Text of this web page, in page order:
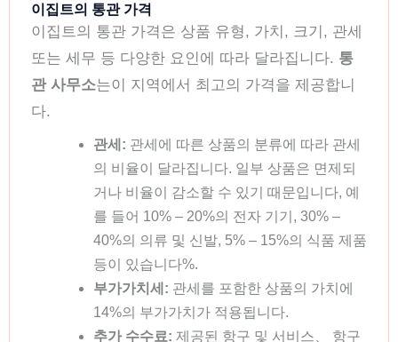
이집트의 통관 가격
이집트의 통관 가격은 상품 유형, 가치, 크기, 관세
또는 세무 등 다양한 요인에 따라 달라집니다. 통
관 사무소는이 지역에서 최고의 가격을 제공합니
다.
관세: 관세에 따른 상품의 분류에 따라 관세
의 비율이 달라집니다. 일부 상품은 면제되
거나 비율이 감소할 수 있기 때문입니다, 예
를 들어 10% – 20%의 전자 기기, 30% –
40%의 의류 및 신발, 5% – 15%의 식품 제품
등이 있습니다%.
부가가치세: 관세를 포함한 상품의 가치에
14%의 부가가치가 적용됩니다.
추가 수수료: 제공된 항구 및 서비스、 항구